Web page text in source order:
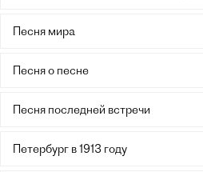
Песня мира
Песня о песне
Песня последней встречи
Петербург в 1913 году